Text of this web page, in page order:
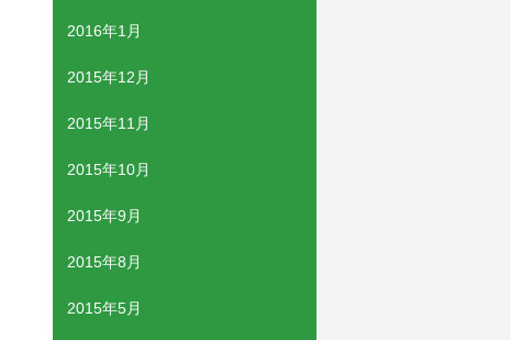
2016年1月
2015年12月
2015年11月
2015年10月
2015年9月
2015年8月
2015年5月